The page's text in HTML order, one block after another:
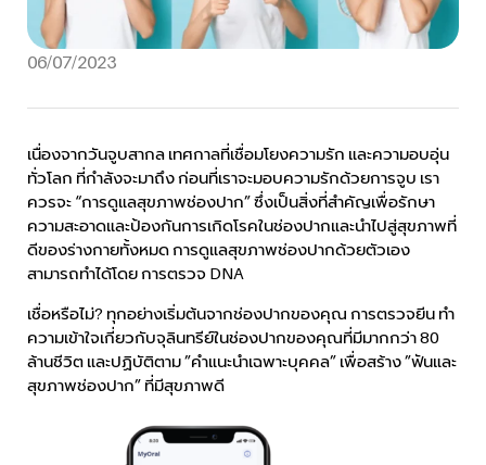
06/07/2023
เนื่องจากวันจูบสากล เทศกาลที่เชื่อมโยงความรัก และความอบอุ่น
ทั่วโลก ที่กำลังจะมาถึง ก่อนที่เราจะมอบความรักด้วยการจูบ เรา
ควรจะ “การดูแลสุขภาพช่องปาก” ซึ่งเป็นสิ่งที่สำคัญเพื่อรักษา
ความสะอาดและป้องกันการเกิดโรคในช่องปากและนำไปสู่สุขภาพที่
ดีของร่างกายทั้งหมด การดูแลสุขภาพช่องปากด้วยตัวเอง
สามารถทำได้โดย การตรวจ DNA
เชื่อหรือไม่? ทุกอย่างเริ่มต้นจากช่องปากของคุณ การตรวจยีน ทํา
ความเข้าใจเกี่ยวกับจุลินทรีย์ในช่องปากของคุณที่มีมากกว่า 80
ล้านชีวิต และปฏิบัติตาม ”คําแนะนําเฉพาะบุคคล” เพื่อสร้าง ”ฟันและ
สุขภาพช่องปาก” ที่มีสุขภาพดี